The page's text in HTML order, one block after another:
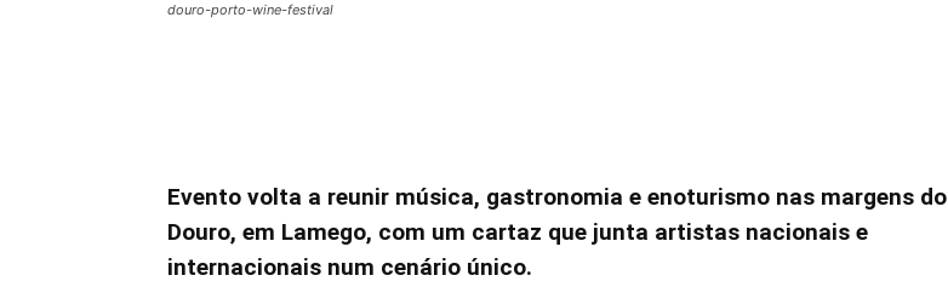
douro-porto-wine-festival
Evento volta a reunir música, gastronomia e enoturismo nas margens do
Douro, em Lamego, com um cartaz que junta artistas nacionais e
internacionais num cenário único.